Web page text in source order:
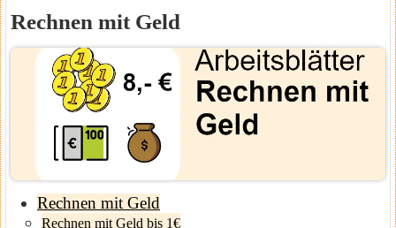
Rechnen mit Geld
Rechnen mit Geld
Rechnen mit Geld bis 1€